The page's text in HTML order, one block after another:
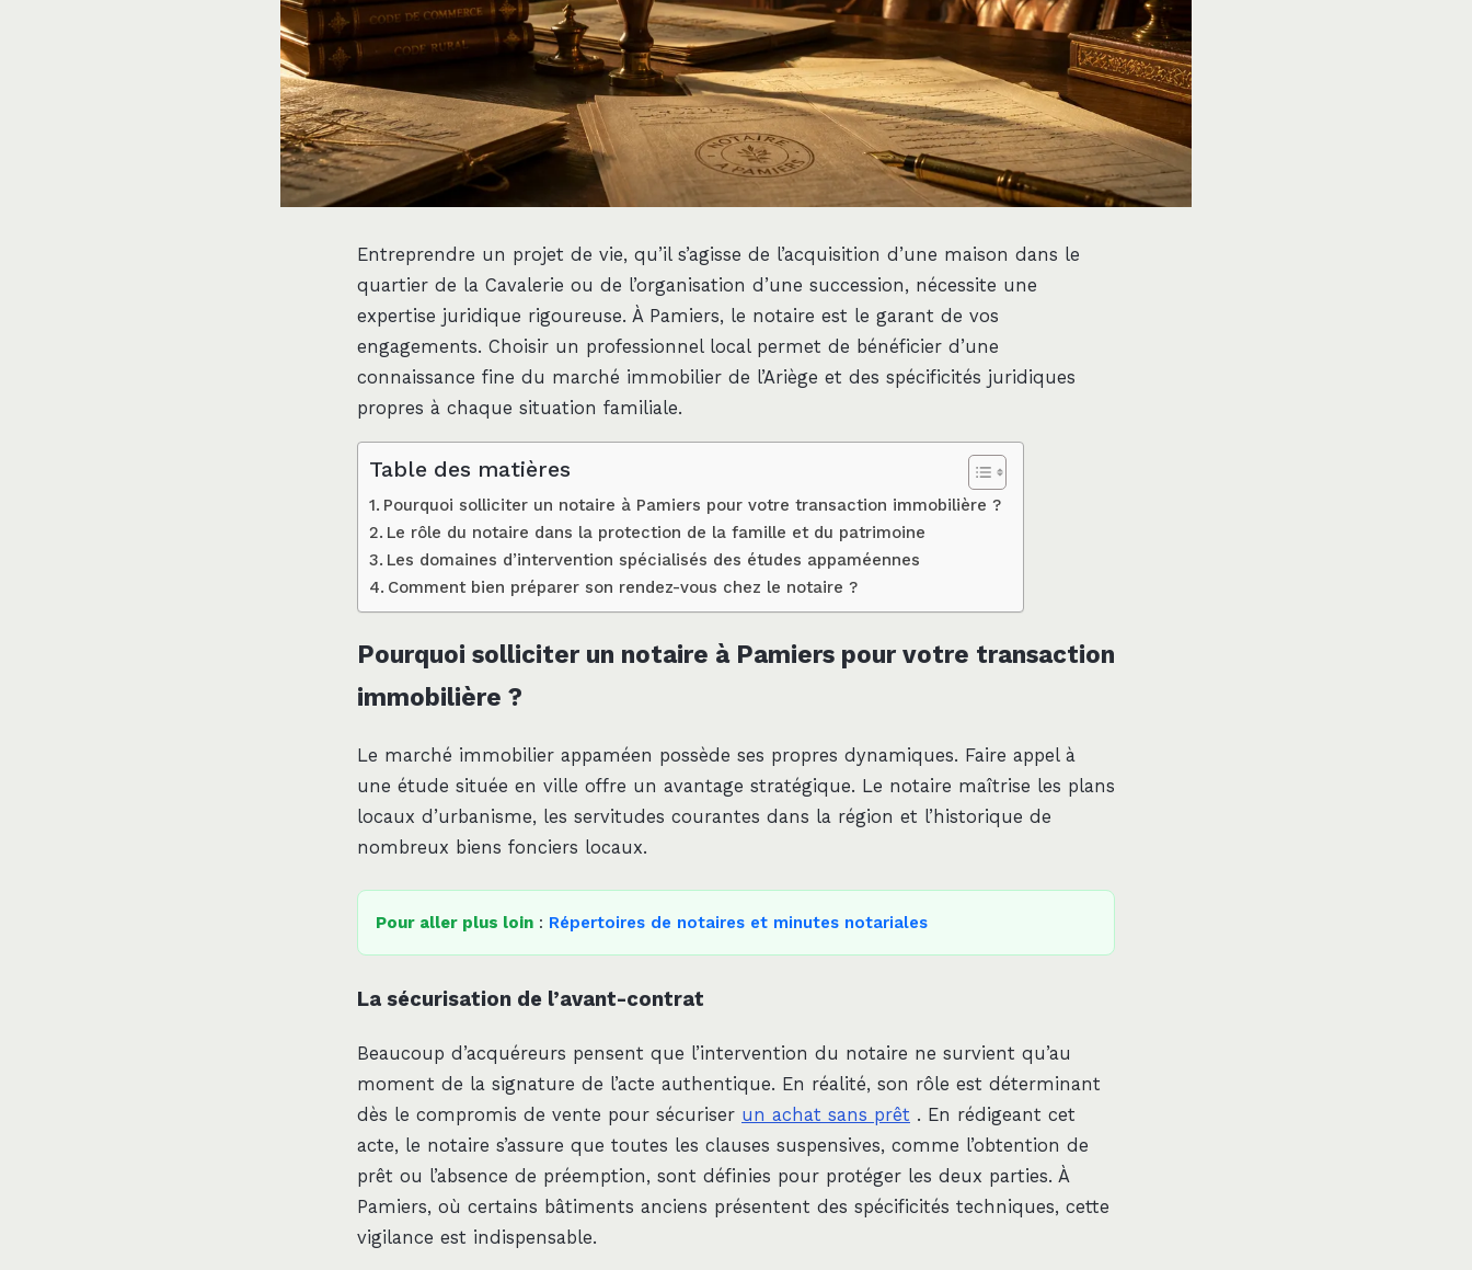
Entreprendre un projet de vie, qu’il s’agisse de l’acquisition d’une maison dans le
quartier de la Cavalerie ou de l’organisation d’une succession, nécessite une
expertise juridique rigoureuse. À Pamiers, le notaire est le garant de vos
engagements. Choisir un professionnel local permet de bénéficier d’une
connaissance fine du marché immobilier de l’Ariège et des spécificités juridiques
propres à chaque situation familiale.
Table des matières
Pourquoi solliciter un notaire à Pamiers pour votre transaction immobilière ?
Le rôle du notaire dans la protection de la famille et du patrimoine
Les domaines d’intervention spécialisés des études appaméennes
Comment bien préparer son rendez-vous chez le notaire ?
Pourquoi solliciter un notaire à Pamiers pour votre transaction
immobilière ?
Le marché immobilier appaméen possède ses propres dynamiques. Faire appel à
une étude située en ville offre un avantage stratégique. Le notaire maîtrise les plans
locaux d’urbanisme, les servitudes courantes dans la région et l’historique de
nombreux biens fonciers locaux.
Pour aller plus loin : Répertoires de notaires et minutes notariales
La sécurisation de l’avant-contrat
Beaucoup d’acquéreurs pensent que l’intervention du notaire ne survient qu’au
moment de la signature de l’acte authentique. En réalité, son rôle est déterminant
dès le compromis de vente pour sécuriser un achat sans prêt . En rédigeant cet
acte, le notaire s’assure que toutes les clauses suspensives, comme l’obtention de
prêt ou l’absence de préemption, sont définies pour protéger les deux parties. À
Pamiers, où certains bâtiments anciens présentent des spécificités techniques, cette
vigilance est indispensable.